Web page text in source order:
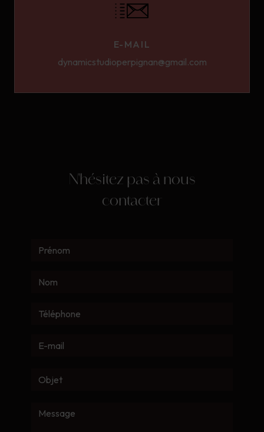
E-MAIL
dynamicstudioperpignan@gmail.com
N'hésitez pas à nous
contacter